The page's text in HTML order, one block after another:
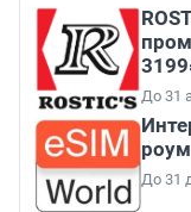
До 31
До 31